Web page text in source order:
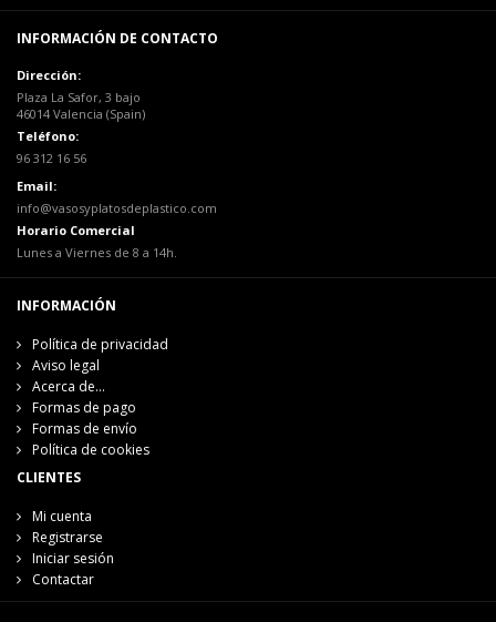
INFORMACIÓN DE CONTACTO
Dirección:
Plaza La Safor, 3 bajo
46014 Valencia (Spain)
Teléfono:
96 312 16 56
Email:
info@vasosyplatosdeplastico.com
Horario Comercial
Lunes a Viernes de 8 a 14h.
INFORMACIÓN
Política de privacidad
Aviso legal
Acerca de...
Formas de pago
Formas de envío
Política de cookies
CLIENTES
Mi cuenta
Registrarse
Iniciar sesión
Contactar